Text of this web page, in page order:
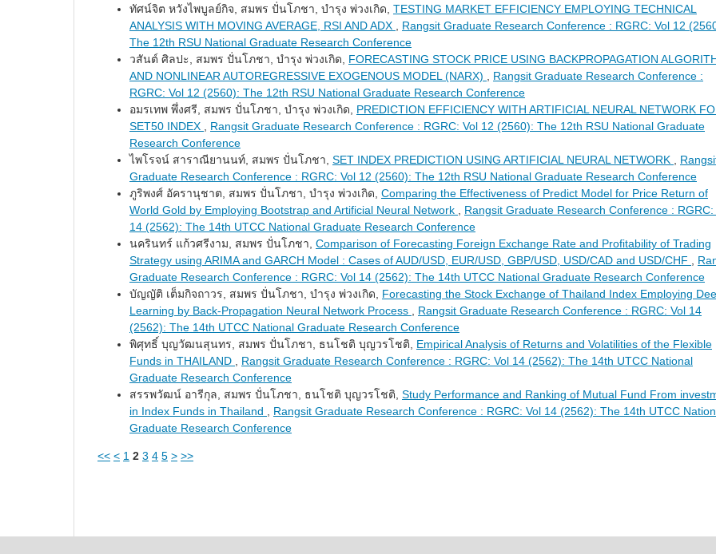
ทัศน์จิต หวังไพบูลย์กิจ, สมพร ปั่นโภชา, บำรุง พ่วงเกิด, TESTING MARKET EFFICIENCY EMPLOYING TECHNICAL
ANALYSIS WITH MOVING AVERAGE, RSI AND ADX
Rangsit Graduate Research Conference : RGRC: Vol 12
The 12th RSU National Graduate Research Conference
วสันต์ ศิลปะ, สมพร ปั่นโภชา, บำรุง พ่วงเกิด, FORECASTING STOCK PRICE USING BACKPROPAGATION
AND NONLINEAR AUTOREGRESSIVE EXOGENOUS MODEL (NARX)
Rangsit Graduate Research Conference :
RGRC: Vol 12 (2560): The 12th RSU National Graduate Research Conference
อมรเทพ พึ่งศรี, สมพร ปั่นโภชา, บำรุง พ่วงเกิด, PREDICTION EFFICIENCY WITH ARTIFICIAL NEURAL NETWORK
SET50 INDEX
Rangsit Graduate Research Conference : RGRC: Vol 12 (2560): The 12th RSU National Graduate
Research Conference
ไพโรจน์ สาราณียานนท์, สมพร ปั่นโภชา, SET INDEX PREDICTION USING ARTIFICIAL NEURAL NETWORK
Graduate Research Conference : RGRC: Vol 12 (2560): The 12th RSU National Graduate Research Conference
ภูริพงศ์ อัครานุชาต, สมพร ปั่นโภชา, บำรุง พ่วงเกิด, Comparing the Effectiveness of Predict Model for Price Return of
World Gold by Employing Bootstrap and Artificial Neural Network
Rangsit Graduate Research Conference : RGRC:
14 (2562): The 14th UTCC National Graduate Research Conference
นครินทร์ แก้วศรีงาม, สมพร ปั่นโภชา, Comparison of Forecasting Foreign Exchange Rate and Profitability of Trading
Strategy using ARIMA and GARCH Model : Cases of AUD/USD, EUR/USD, GBP/USD, USD/CAD and USD/CHF
Graduate Research Conference : RGRC: Vol 14 (2562): The 14th UTCC National Graduate Research Conference
บัญญัติ เต็มกิจถาวร, สมพร ปั่นโภชา, บำรุง พ่วงเกิด, Forecasting the Stock Exchange of Thailand Index Employing
Learning by Back-Propagation Neural Network Process
Rangsit Graduate Research Conference : RGRC: Vol 14
(2562): The 14th UTCC National Graduate Research Conference
พิศุทธิ์ บุญวัฒนสุนทร, สมพร ปั่นโภชา, ธนโชติ บุญวรโชติ, Empirical Analysis of Returns and Volatilities of the Flexible
Funds in THAILAND
Rangsit Graduate Research Conference : RGRC: Vol 14 (2562): The 14th UTCC National
Graduate Research Conference
สรรพวัฒน์ อารีกุล, สมพร ปั่นโภชา, ธนโชติ บุญวรโชติ, Study Performance and Ranking of Mutual Fund From
in Index Funds in Thailand
Rangsit Graduate Research Conference : RGRC: Vol 14 (2562): The 14th UTCC
Graduate Research Conference
<< < 1 2 3 4 5 > >>